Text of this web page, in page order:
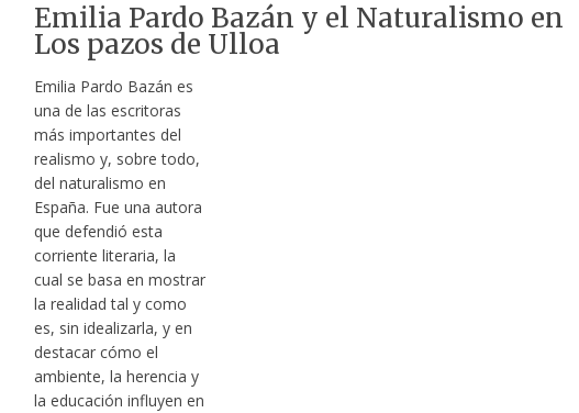
Emilia Pardo Bazán y el Naturalismo en
Los pazos de Ulloa
Emilia Pardo Bazán es
una de las escritoras
más importantes del
realismo y, sobre todo,
del naturalismo en
España. Fue una autora
que defendió esta
corriente literaria, la
cual se basa en mostrar
la realidad tal y como
es, sin idealizarla, y en
destacar cómo el
ambiente, la herencia y
la educación influyen en